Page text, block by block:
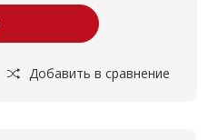
Добавить в сравнение